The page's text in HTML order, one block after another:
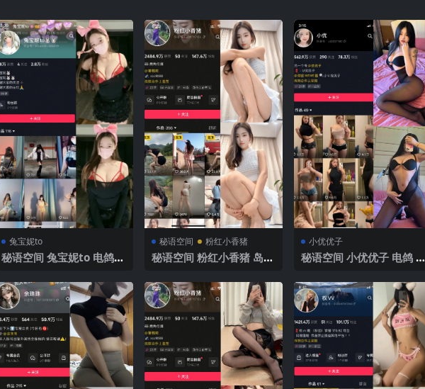
兔宝妮to
秘语空间 兔宝妮to 电鸽 N
年最新完整版
秘语空间 粉红小香猪
秘语空间 粉红小香猪 岛遇
5年最新完整版
小优优子
秘语空间 小优优子 电鸽 N
最新完整版